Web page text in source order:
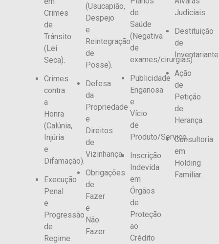
Crimes
de
Trânsito
(Lei
Seca).
Crimes
contra
a
Honra
(Calúnia,
Injúria
e
Difamação).
Execução
Penal
e
Progressão
de
Regime.
(Usucapião,
Despejo
e
Reintegração
de
Posse).
Defesa
da
Propriedade
e
Direitos
de
Vizinhança.
Obrigações
de
Fazer
e
Não
Fazer.
de
Saúde
(Negativa
de
exames/cirurgias).
Publicidade
Enganosa
e
Vício
de
Produto/Serviço.
Inscrição
Indevida
em
Órgãos
de
Proteção
ao
Crédito
Judiciais.
Destituição
de
Ação
de
Petição
de
Herança.
Consultoria
em
Holding
Familiar.